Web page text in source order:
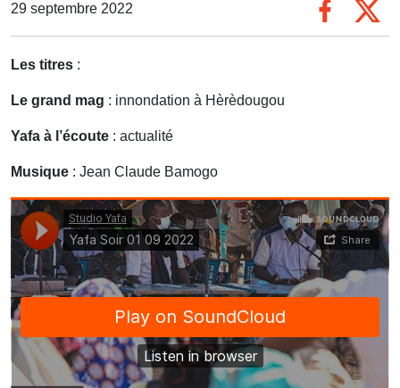
29 septembre 2022
Les titres :
Le grand mag : innondation à Hèrèdougou
Yafa à l’écoute : actualité
Musique : Jean Claude Bamogo